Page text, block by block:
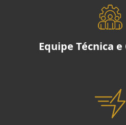
Equipe Técnica